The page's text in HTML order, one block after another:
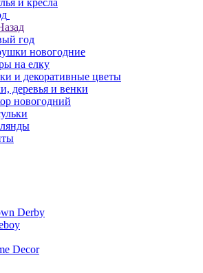
и кресла
год
новогодние
на елку
и декоративные цветы
деревья и венки
новогодний
Derby
Decor